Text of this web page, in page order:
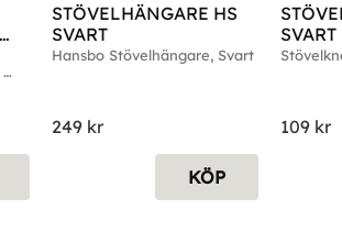
STÖVELHÄNGARE HS
SVART
Hansbo Stövelhängare, Svart
249kr
KÖP
SVART
109 kr